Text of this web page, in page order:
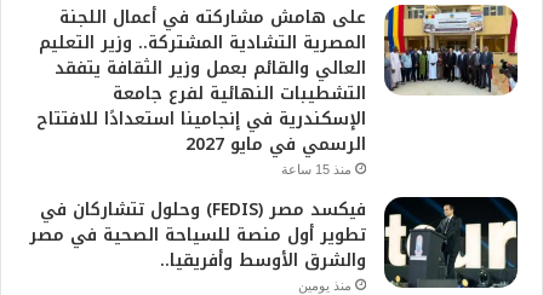
على هامش مشاركته في أعمال اللجنة
المصرية التشادية المشتركة.. وزير التعليم
العالي والقائم بعمل وزير الثقافة يتفقد
التشطيبات النهائية لفرع جامعة
الإسكندرية في إنجامينا استعدادًا للافتتاح
الرسمي في مايو 2027
منذ 15 ساعة
فيكسد مصر (FEDIS) وحلول تتشاركان في
تطوير أول منصة للسياحة الصحية في مصر
والشرق الأوسط وأفريقيا..
منذ يومين